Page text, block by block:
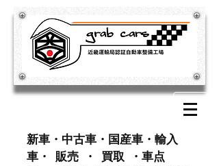
​新車・中古車・国産車・輸入
車・ 販売 ・ 買取 ・車点